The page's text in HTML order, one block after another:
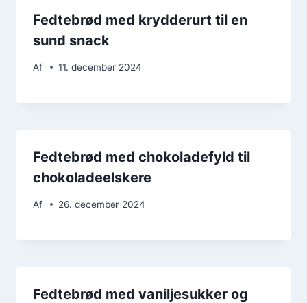
Fedtebrød med krydderurt til en
sund snack
Af 11. december 2024
Fedtebrød med chokoladefyld til
chokoladeelskere
Af 26. december 2024
Fedtebrød med vaniljesukker og